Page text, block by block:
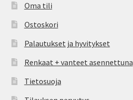
Oma tili
Ostoskori
Palautukset ja hyvitykset
Renkaat + vanteet asennettuna
Tietosuoja